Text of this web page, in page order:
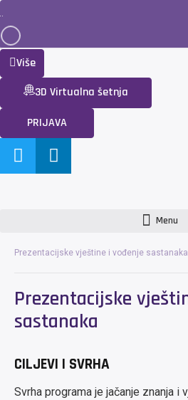
Više
3D Virtualna šetnja
PRIJAVA
Menu
Prezentacijske vještine i vođenje sastanaka
Prezentacijske
sastanaka
CILJEVI I SVRHA
Svrha programa je jačanje znanja i